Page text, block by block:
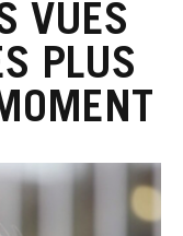
VUES
PLUS